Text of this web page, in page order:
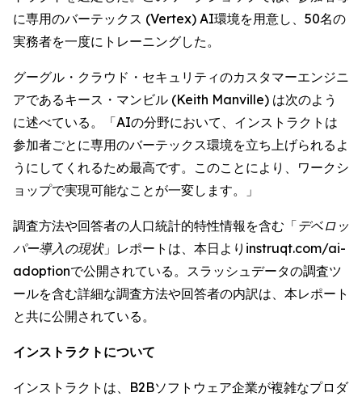
に専用のバーテックス (Vertex) AI環境を用意し、50名の
実務者を一度にトレーニングした。
グーグル・クラウド・セキュリティのカスタマーエンジニ
アであるキース・マンビル (Keith Manville) は次のよう
に述べている。「AIの分野において、インストラクトは
参加者ごとに専用のバーテックス環境を立ち上げられるよ
うにしてくれるため最高です。このことにより、ワークシ
ョップで実現可能なことが一変します。」
調査方法や回答者の人口統計的特性情報を含む「デベロッ
パー導入の現状」レポートは、本日よりinstruqt.com/ai-
adoptionで公開されている。スラッシュデータの調査ツ
ールを含む詳細な調査方法や回答者の内訳は、本レポート
と共に公開されている。
インストラクトについて
インストラクトは、B2Bソフトウェア企業が複雑なプロダ